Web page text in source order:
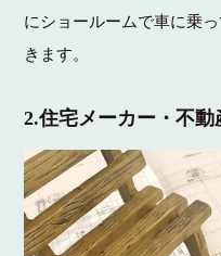
にショールームで車に乗
きます。
2.住宅メーカー・不動